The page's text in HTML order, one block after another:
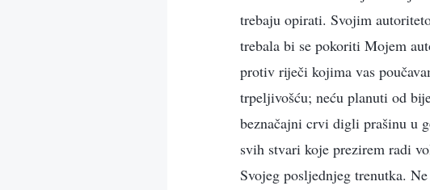
trebaju opirati. Svojim
trebala bi se pokoriti Mojem
protiv riječi kojima vas
trpeljivošću; neću planuti od
beznačajni crvi digli prašinu u
svih stvari koje prezirem radi
Svojeg posljednjeg trenutka.